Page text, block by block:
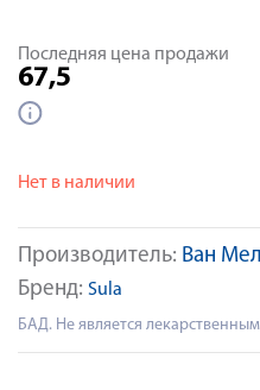
Производитель: Ван
Бренд: Sula
БАД. Не является
Последняя цена продажи
67,5
Нет в наличии